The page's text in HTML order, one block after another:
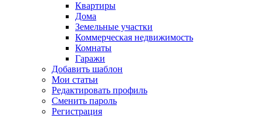
Квартиры
Дома
Земельные участки
Коммерческая недвижимость
Комнаты
Гаражи
Добавить шаблон
Мои статьи
Редактировать профиль
Сменить пароль
Регистрация